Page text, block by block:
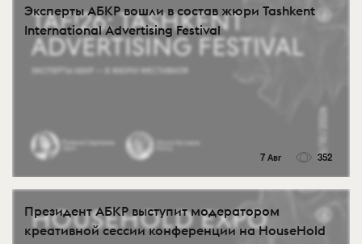
Эксперты АБКР вошли в состав жюри Tashkent
International Advertising Festival
7 Авг 352
Президент АБКР выступит модератором
креативной сессии конференции на HouseHold